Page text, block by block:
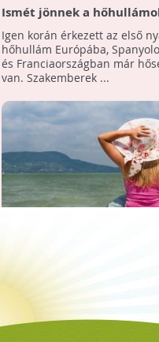
Ismét jönnek a
riasztás több európai
Igen korán érkezett az első
hőhullám Európába,
és Franciaországban már
van. Szakemberek ...
Az elmúlt öt évtized
adatainak vizsgálatából jól
a nyár jelentősen
míg a többi ...